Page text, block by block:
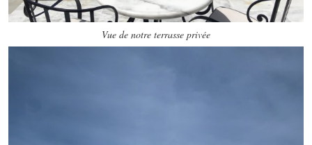
Vue de notre terrasse privée